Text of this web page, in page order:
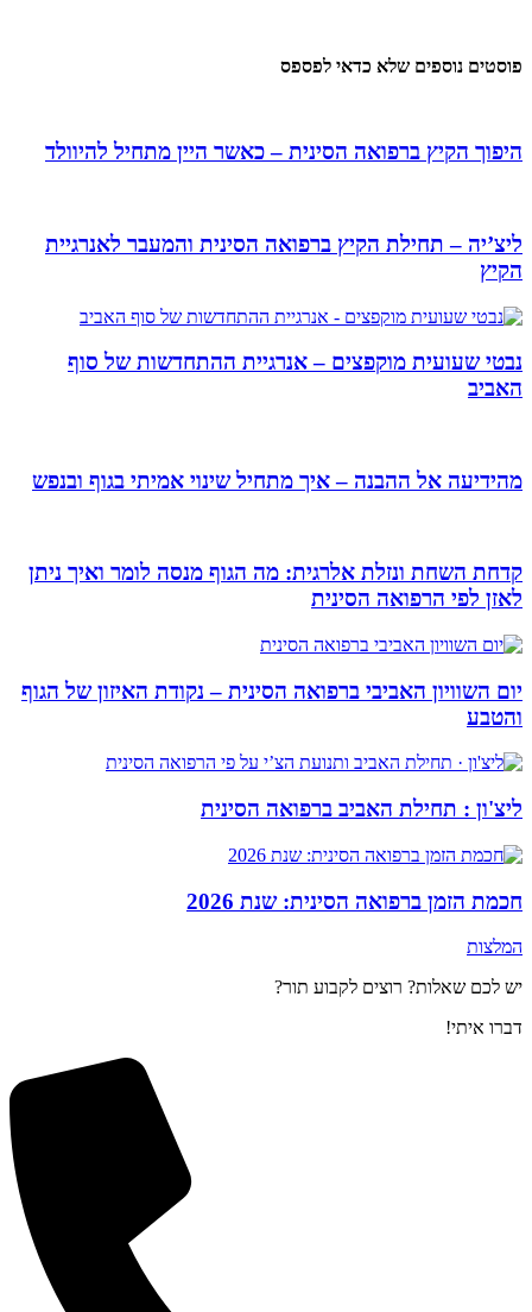
פוסטים נוספים שלא כדאי לפספס
היפוך הקיץ ברפואה הסינית – כאשר היין מתחיל להיוולד
ליצ’יה – תחילת הקיץ ברפואה הסינית והמעבר לאנרגיית
הקיץ
נבטי שעועית מוקפצים – אנרגיית ההתחדשות של סוף
האביב
מהידיעה אל ההבנה – איך מתחיל שינוי אמיתי בגוף ובנפש
קדחת השחת ונזלת אלרגית: מה הגוף מנסה לומר ואיך ניתן
לאזן לפי הרפואה הסינית
יום השוויון האביבי ברפואה הסינית – נקודת האיזון של הגוף
והטבע
ליצ'ון : תחילת האביב ברפואה הסינית
חכמת הזמן ברפואה הסינית: שנת 2026
המלצות
יש לכם שאלות? רוצים לקבוע תור?
דברו איתי!